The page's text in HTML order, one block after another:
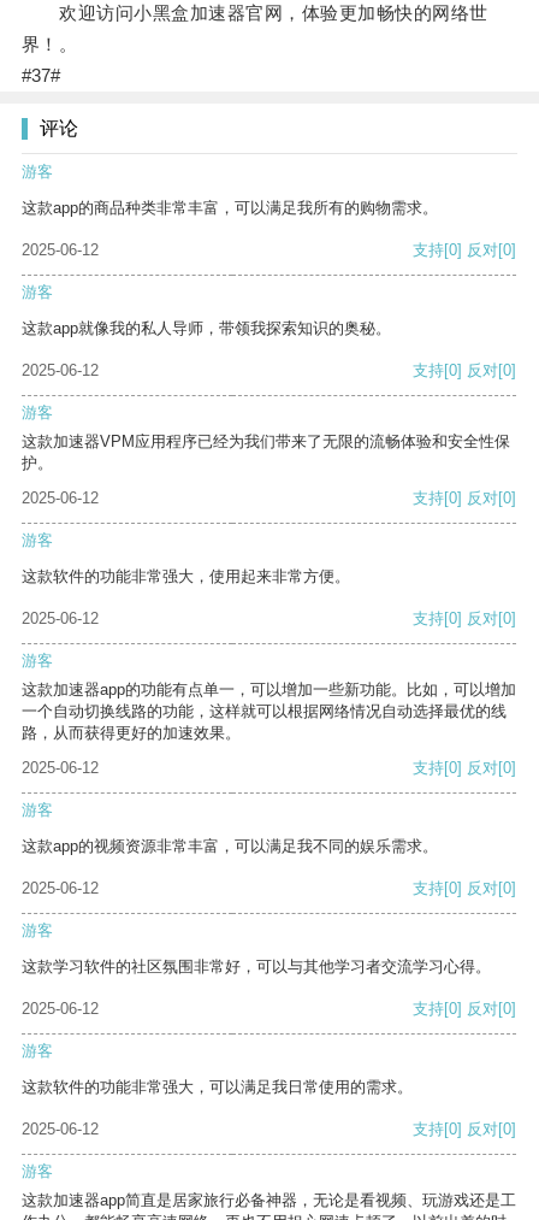
欢迎访问小黑盒加速器官网，体验更加畅快的网络世
界！。
#37#
评论
游客
这款app的商品种类非常丰富，可以满足我所有的购物需求。
2025-06-12 支持[0] 反对[0]
游客
这款app就像我的私人导师，带领我探索知识的奥秘。
2025-06-12 支持[0] 反对[0]
游客
这款加速器VPM应用程序已经为我们带来了无限的流畅体验和安全性保
护。
2025-06-12
支持[0] 反对[0]
游客
这款软件的功能非常强大，使用起来非常方便。
2025-06-12 支持[0] 反对[0]
游客
这款加速器app的功能有点单一，可以增加一些新功能。比如，可以增加
一个自动切换线路的功能，这样就可以根据网络情况自动选择最优的线
路，从而获得更好的加速效果。
2025-06-12
支持[0] 反对[0]
游客
这款app的视频资源非常丰富，可以满足我不同的娱乐需求。
2025-06-12 支持[0] 反对[0]
游客
这款学习软件的社区氛围非常好，可以与其他学习者交流学习心得。
2025-06-12 支持[0] 反对[0]
游客
这款软件的功能非常强大，可以满足我日常使用的需求。
2025-06-12 支持[0] 反对[0]
游客
这款加速器app简直是居家旅行必备神器，无论是看视频、玩游戏还是工